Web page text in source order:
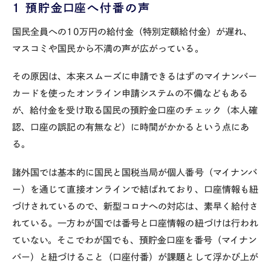
1 預貯金口座へ付番の声
国民全員への 10万円の給付金（特別定額給付金）が遅れ、
マスコミや国民から不満の声が広がっている。
その原因は、本来スムーズに申請できるはずのマイナンバー
カードを使ったオンライン申請システムの不備などもある
が、給付金を受け取る国民の預貯金口座のチェック（本人確
認、口座の誤記の有無など）に時間がかかるという点にあ
る。
諸外国では基本的に国民と国税当局が個人番号（マイナンバ
ー）を通じて直接オンラインで結ばれており、口座情報も紐
づけされているので、新型コロナへの対応は、素早く給付さ
れている。一方わが国では番号と口座情報の紐づけは行われ
ていない。そこでわが国でも、預貯金口座を番号（マイナン
バー）と紐づけること（口座付番）が課題として浮かび上が